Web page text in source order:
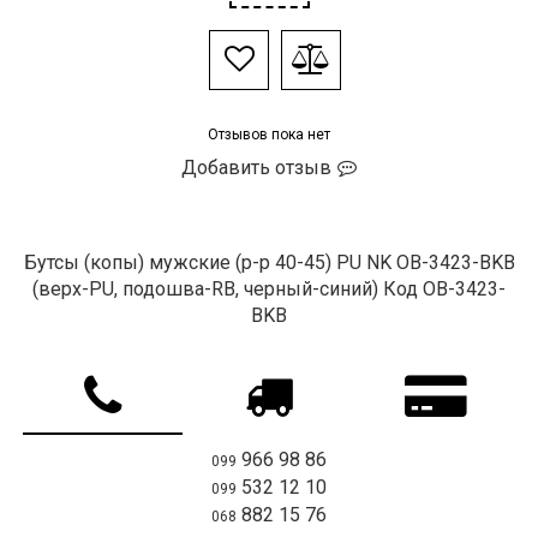
Отзывов пока нет
Добавить отзыв
Бутсы (копы) мужские (р-р 40-45) PU NK OB-3423-BKB
(верх-PU, подошва-RB, черный-синий) Код OB-3423-
BKB
099 966 98 86
099 532 12 10
068 882 15 76